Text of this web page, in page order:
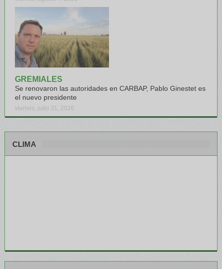
GREMIALES
Se renovaron las autoridades en CARBAP, Pablo Ginestet es
el nuevo presidente
viernes, julio 31, 2026
CLIMA